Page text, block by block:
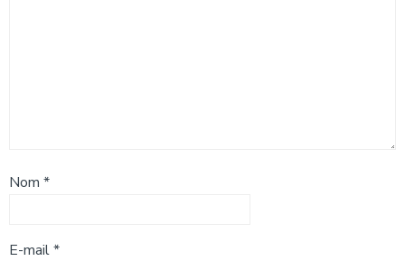
Nom *
E-mail*